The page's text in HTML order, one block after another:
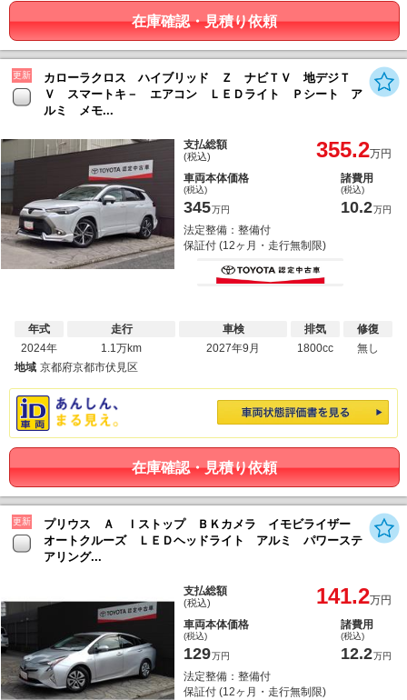
在庫確認・見積り依頼
更新
カローラクロス ハイブリッド Ｚ ナビＴＶ 地デジＴ
Ｖ スマートキ－ エアコン ＬＥＤライト Ｐシート ア
ルミ メモ...
支払総額
(税込) 355.2万円
車両本体価格
(税込)
345万円
諸費用
(税込)
10.2万円
法定整備：整備付
保証付 (12ヶ月・走行無制限)
年式
2024年
走行
1.1万km
車検
2027年9月
排気
1800cc
修復
無し
地域 京都府京都市伏見区
在庫確認・見積り依頼
更新
プリウス Ａ Ｉストップ ＢＫカメラ イモビライザー
オートクルーズ ＬＥＤヘッドライト アルミ パワーステ
アリング...
支払総額
(税込) 141.2万円
車両本体価格
(税込)
129万円
諸費用
(税込)
12.2万円
法定整備：整備付
保証付 (12ヶ月・走行無制限)